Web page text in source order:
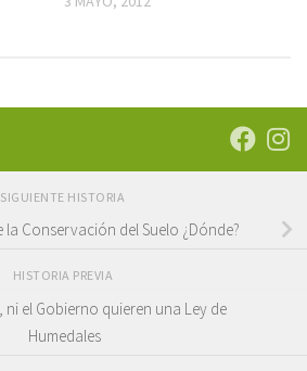
SIGUIENTE HISTORIA
la Conservación del Suelo ¿Dónde?
HISTORIA PREVIA
ni el Gobierno quieren una Ley de
Humedales